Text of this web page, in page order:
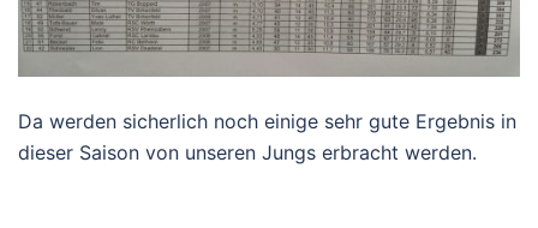
Da werden sicherlich noch einige sehr gute Ergebnis in
dieser Saison von unseren Jungs erbracht werden.